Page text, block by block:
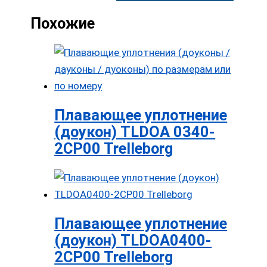
Похожие
Плавающее уплотнение
(доукон) TLDOA 0340-
2CP00 Trelleborg
Плавающее уплотнение
(доукон) TLDOA0400-
2CP00 Trelleborg